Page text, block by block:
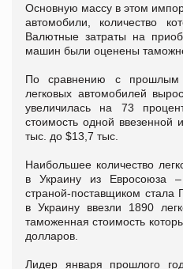
Основную массу в этом
автомобили, количество
Валютные затраты на
машин были оценены
По сравнению с прошлым
легковых автомобилей
увеличилась на 73
стоимость одной ввезенной
тыс. до $13,7 тыс.
Наибольшее количество
в Украину из Евросоюза
страной-поставщиком
в Украину ввезли 1890
таможенная стоимость
долларов.
Лидер января прошлого